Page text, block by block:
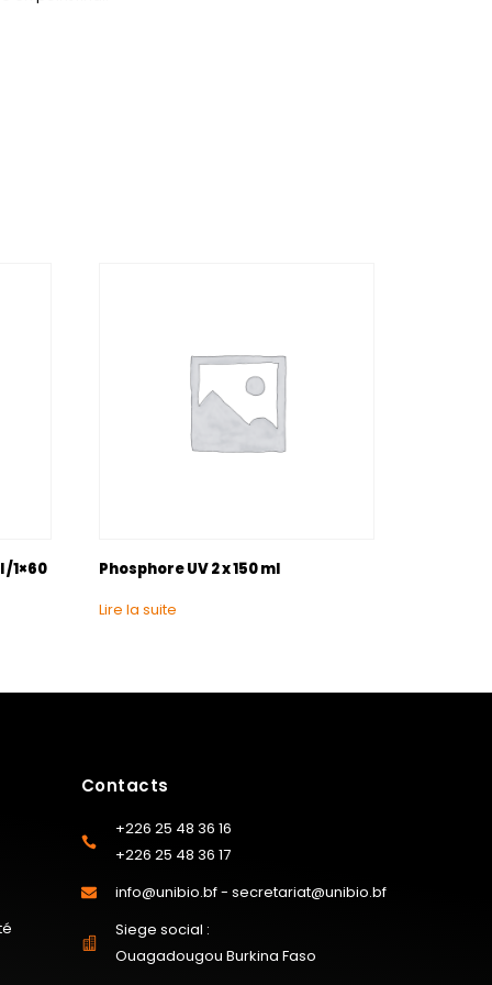
/1×60
Phosphore UV 2 x 150 ml
Lire la suite
Contacts
+226 25 48 36 16
+226 25 48 36 17
info@unibio.bf - secretariat@unibio.bf
Siege social :
Ouagadougou Burkina Faso